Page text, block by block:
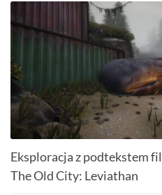
Eksploracja z podtekstem
The Old City: Leviathan